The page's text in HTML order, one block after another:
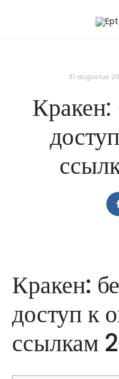
31 augustus
Кракен:
доступ к
ссылкам